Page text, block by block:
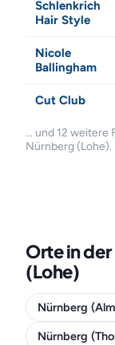
Schlenkrich
Hair Style
Nicole
Ballingham
Cut Club
… und 12 weitere
Nürnberg (Lohe).
Orte in
(Lohe)
Nürnberg
Nürnberg